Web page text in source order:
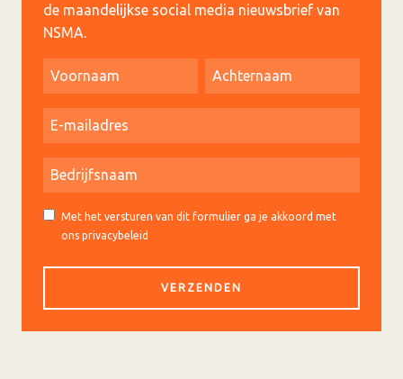
de maandelijkse social media nieuwsbrief van
NSMA.
Met het versturen van dit formulier ga je akkoord met
ons privacybeleid